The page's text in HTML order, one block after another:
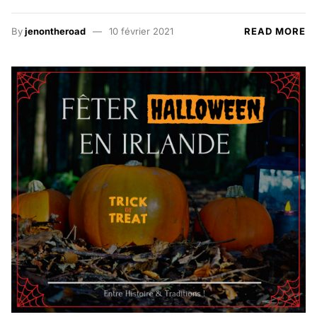
Byjenontheroad 10 février 2021 READ MORE